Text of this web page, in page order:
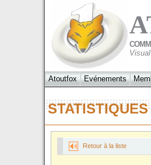
Atoutfox Evénements
Retour à la liste